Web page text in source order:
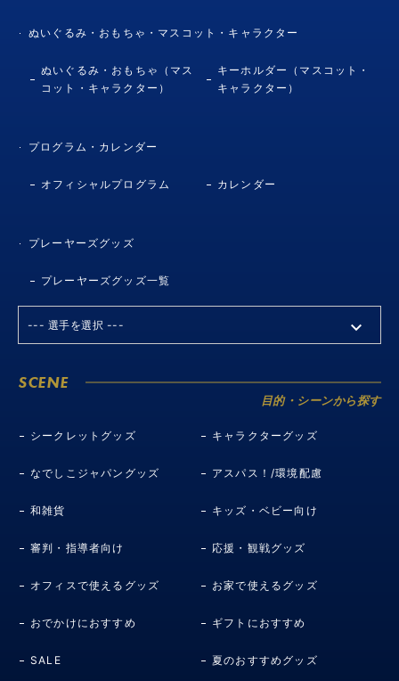
ぬいぐるみ・おもちゃ・マスコット・キャラクター
ぬいぐるみ・おもちゃ（マス
コット・キャラクター）
キーホルダー（マスコット・
キャラクター）
プログラム・カレンダー
オフィシャルプログラム カレンダー
プレーヤーズグッズ
プレーヤーズグッズ一覧
SCENE
目的・シーンから探す
シークレットグッズ キャラクターグッズ
なでしこジャパングッズ アスパス！/環境配慮
和雑貨 キッズ・ベビー向け
審判・指導者向け 応援・観戦グッズ
オフィスで使えるグッズ お家で使えるグッズ
おでかけにおすすめ ギフトにおすすめ
SALE 夏のおすすめグッズ